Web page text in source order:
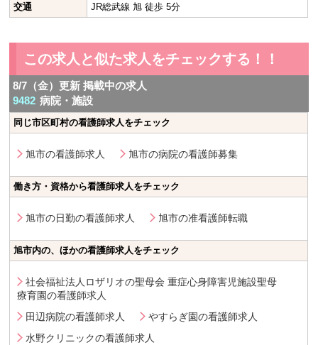
交通 JR総武線 旭 徒歩 5分
この求人と似た求人をチェックする！！
8/7（金）更新 掲載中の求人
9482 病院・施設
同じ市区町村の看護師求人をチェック
旭市の看護師求人 旭市の病院の看護師募集
働き方・資格から看護師求人をチェック
旭市の日勤の看護師求人 旭市の准看護師転職
旭市内の、ほかの看護師求人をチェック
社会福祉法人ロザリオの聖母会 重症心身障害児施設聖母
療育園の看護師求人
田辺病院の看護師求人
やすらぎ園の看護師求人
水野クリニックの看護師求人